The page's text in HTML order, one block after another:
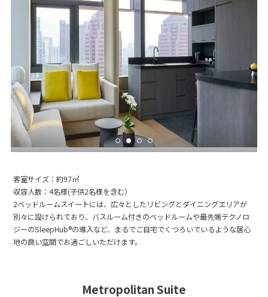
客室サイズ：約97㎡
収容人数：4名様(子供2名様を含む）
2ベッドルームスイートには、広々としたリビングとダイニングエリアが
別々に設けられており、バスルーム付きのベッドルームや最先端テクノロ
ジーのSleepHub®の導入など、まるでご自宅でくつろいでいるような居心
地の良い空間でお過ごしいただけます。
Metropolitan Suite